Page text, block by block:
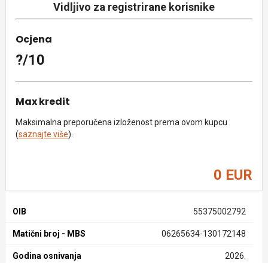
Vidljivo za registrirane korisnike
Ocjena
?/10
Max kredit
Maksimalna preporučena izloženost prema ovom kupcu
(saznajte više).
0 EUR
OIB 55375002792
Matični broj - MBS 06265634-130172148
Godina osnivanja 2026.